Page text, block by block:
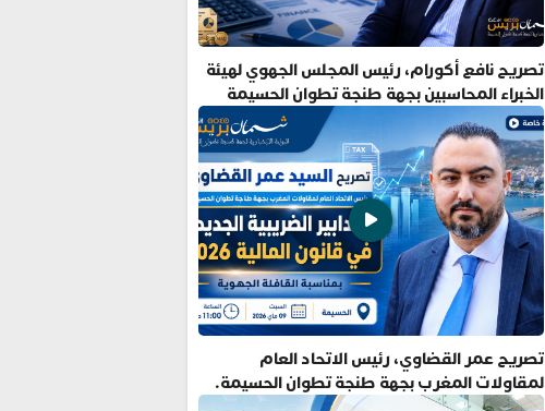
تصريح نافع أكورام، رئيس المجلس الجهوي لهيئة
الخبراء المحاسبين بجهة طنجة تطوان الحسيمة
تصريح عمر القضاوي، رئيس الاتحاد العام
لمقاولات المغرب بجهة طنجة تطوان الحسيمة.